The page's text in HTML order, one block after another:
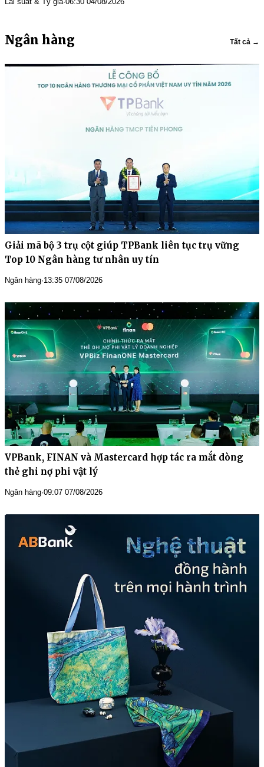
Ngân hàng Tất cả →
Ngân hàng·13:35 07/08/2026
VPBank, FINAN và Mastercard hợp tác ra mắt dòng
thẻ ghi nợ phi vật lý
Ngân hàng·09:07 07/08/2026